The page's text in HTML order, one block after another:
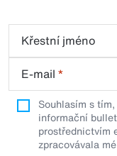
Křestní jméno
E-mail *
Souhlasím s
informační
prostřednictvím
zpracovávala